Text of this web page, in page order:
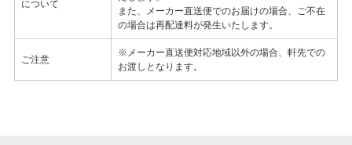
について
また、メーカー直送便でのお届けの場合、ご不在
の場合は再配達料が発生いたします。
ご注意
※メーカー直送便対応地域以外の場合、軒先での
お渡しとなります。